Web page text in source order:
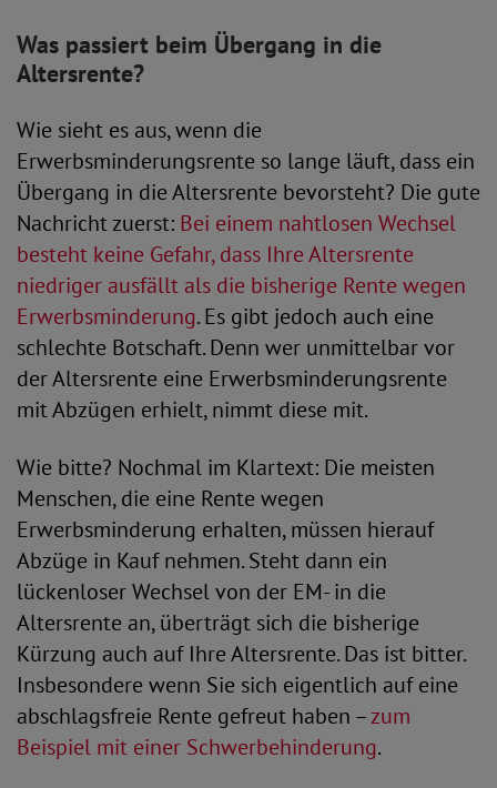
Was passiert beim Übergang in die
Altersrente?
Wie sieht es aus, wenn die
Erwerbsminderungsrente so lange läuft, dass ein
Übergang in die Altersrente bevorsteht? Die gute
Nachricht zuerst: Bei einem nahtlosen Wechsel
besteht keine Gefahr, dass Ihre Altersrente
niedriger ausfällt als die bisherige Rente wegen
Erwerbsminderung. Es gibt jedoch auch eine
schlechte Botschaft. Denn wer unmittelbar vor
der Altersrente eine Erwerbsminderungsrente
mit Abzügen erhielt, nimmt diese mit.
Wie bitte? Nochmal im Klartext: Die meisten
Menschen, die eine Rente wegen
Erwerbsminderung erhalten, müssen hierauf
Abzüge in Kauf nehmen. Steht dann ein
lückenloser Wechsel von der EM- in die
Altersrente an, überträgt sich die bisherige
Kürzung auch auf Ihre Altersrente. Das ist bitter.
Insbesondere wenn Sie sich eigentlich auf eine
abschlagsfreie Rente gefreut haben –zum
Beispiel mit einer Schwerbehinderung.